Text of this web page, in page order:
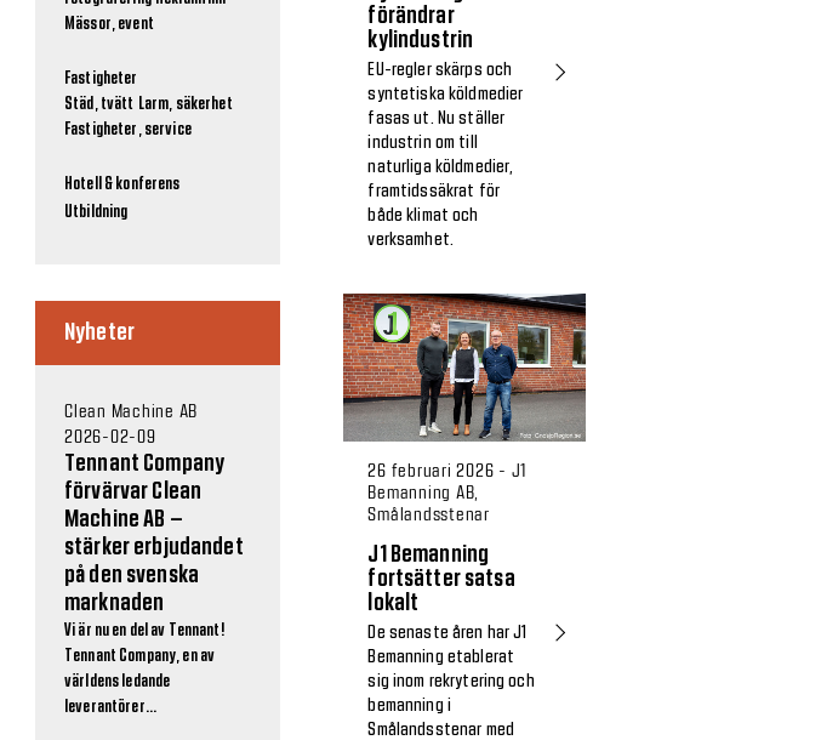
Mässor, event
Fastigheter
Städ, tvätt Larm, säkerhet
Fastigheter, service
Hotell & konferens
Utbildning
Nyheter
Clean Machine AB
2026-02-09
Tennant Company
förvärvar Clean
Machine AB –
stärker erbjudandet
på den svenska
marknaden
Vi är nu en del av Tennant!
Tennant Company, en av
världens ledande
leverantörer...
förändrar
kylindustrin
EU-regler skärps och
syntetiska köldmedier
fasas ut. Nu ställer
industrin om till
naturliga köldmedier,
framtidssäkrat för
både klimat och
verksamhet.
26 februari 2026 - J1
Bemanning AB,
Smålandsstenar
J1 Bemanning
fortsätter satsa
lokalt
De senaste åren har J1
Bemanning etablerat
sig inom rekrytering och
bemanning i
Smålandsstenar med